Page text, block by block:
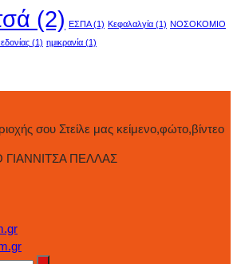
(2) ΕΣΠΑ(1) Κεφαλαλγία (1) ΝΟΣΟΚΟΜΙΟ
(1) ημικρανία (1)
σου Στείλε μας κείμενο,φώτο,βίντεο
ΠΕΛΛΑΣ